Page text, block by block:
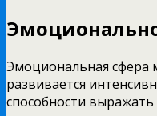
Эмоциональная
развивается
способности выражать